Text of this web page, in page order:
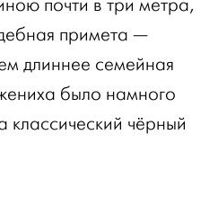
почти в три метра,
примета —
длиннее семейная
было намного
чёрный